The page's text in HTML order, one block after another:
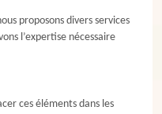
proposons divers services
l’expertise nécessaire
ces éléments dans les